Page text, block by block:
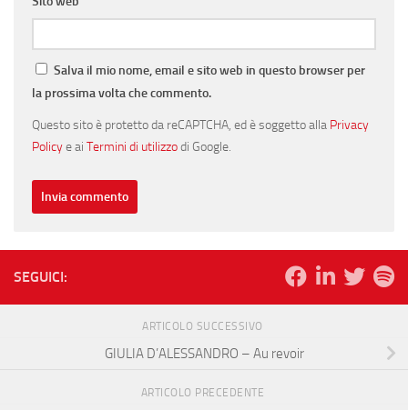
Salva il mio nome, email e sito web in questo browser per
la prossima volta che commento.
Questo sito è protetto da reCAPTCHA, ed è soggetto alla Privacy
Policye ai Termini di utilizzodi Google.
SEGUICI:
ARTICOLO SUCCESSIVO
GIULIA D’ALESSANDRO – Au revoir
ARTICOLO PRECEDENTE